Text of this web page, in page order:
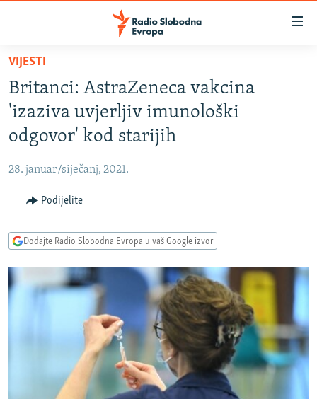
Pređite
glavni
sadržaj
Pređite
na
glavnu
navigaciju
Pređite
na
pretragu
BOSNA I HERCEGOVINA
SRBIJA
CRNA GORA
VIZUELNO
INFOGRAFIKE
RAT U UKRAJINI
KINA NA BALKANU
DNEVNO@RSE
SPECIJALI RSE
VIJESTI
Britanci: AstraZeneca vakcina
'izaziva uvjerljiv imunološki
odgovor' kod starijih
28. januar/siječanj, 2021.
Podijelite
Dodajte Radio Slobodna Evropa u vaš Google izvor